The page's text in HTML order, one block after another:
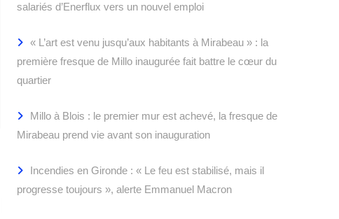
salariés d’Enerflux vers un nouvel emploi
« L’art est venu jusqu’aux habitants à Mirabeau » : la
première fresque de Millo inaugurée fait battre le cœur du
quartier
Millo à Blois : le premier mur est achevé, la fresque de
Mirabeau prend vie avant son inauguration
Incendies en Gironde : « Le feu est stabilisé, mais il
progresse toujours », alerte Emmanuel Macron